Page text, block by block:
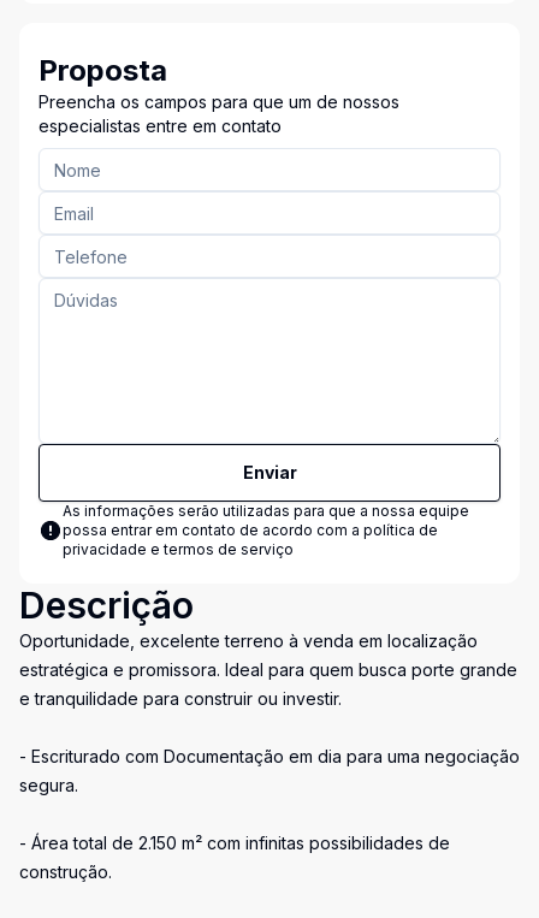
Proposta
Preencha os campos para que um de nossos
especialistas entre em contato
Enviar
As informações serão utilizadas para que a nossa equipe
possa entrar em contato de acordo com a política de
privacidade e termos de serviço
Descrição
Oportunidade, excelente terreno à venda em localização
estratégica e promissora. Ideal para quem busca porte grande
e tranquilidade para construir ou investir.
- Escriturado com Documentação em dia para uma negociação
segura.
- Área total de 2.150 m² com infinitas possibilidades de
construção.